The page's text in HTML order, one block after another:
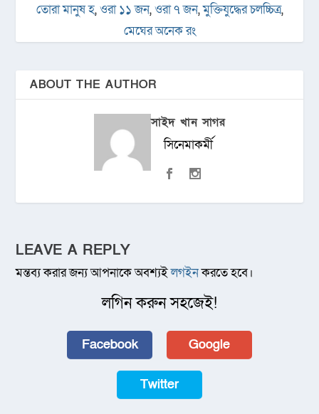
তোরা মানুষ হ,ওরা ১১ জন,ওরা ৭ জন,মুক্তিযুদ্ধের চলচ্চিত্র,
মেঘের অনেক রং
ABOUT THE AUTHOR
সাইদ খান সাগর
সিনেমাকর্মী
LEAVE A REPLY
মন্তব্য করার জন্য আপনাকে অবশ্যইলগইনকরতে হবে।
লগিন করুন সহজেই!
Facebook Google
Twitter